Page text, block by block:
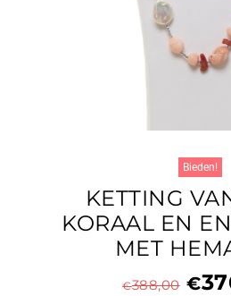
Bieden!
KETTING
KORAAL EN
MET
€388,00 €